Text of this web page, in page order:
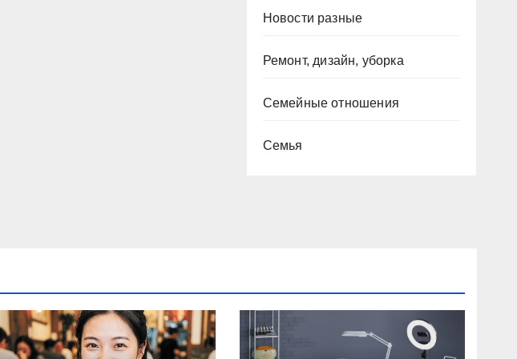
Новости разные
Ремонт, дизайн, уборка
Семейные отношения
Семья